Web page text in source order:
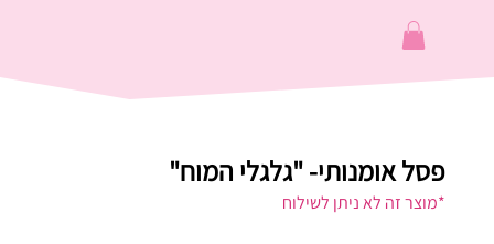
פסל אומנותי- "גלגלי המוח"
*מוצר זה לא ניתן לשילוח